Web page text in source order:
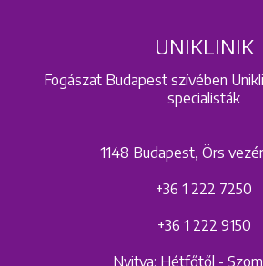
UNIKLINIK
Fogászat Budapest szívében
specialisták
1148 Budapest, Örs
+36 1 222 7250
+36 1 222 9150
Nyitva: Hétfőtől -